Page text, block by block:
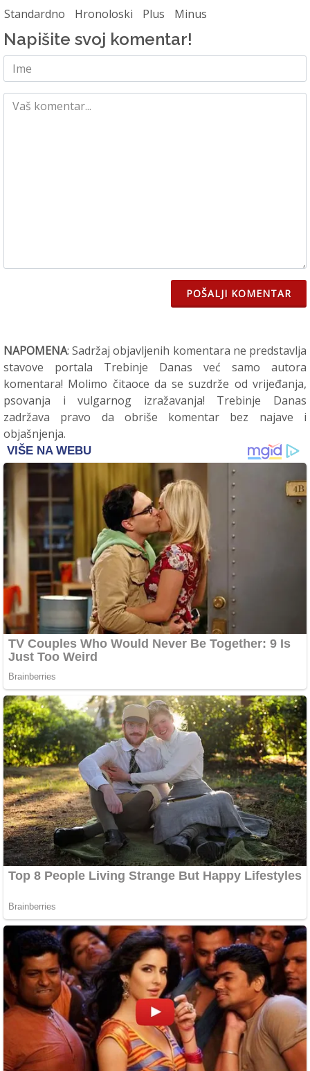
Standardno Hronoloski Plus Minus
Napišite svoj komentar!
POŠALJI KOMENTAR
NAPOMENA: Sadržaj objavljenih komentara ne predstavlja
stavove portala Trebinje Danas već samo autora
komentara! Molimo čitaoce da se suzdrže od vrijeđanja,
psovanja i vulgarnog izražavanja! Trebinje Danas
zadržava pravo da obriše komentar bez najave i
objašnjenja.